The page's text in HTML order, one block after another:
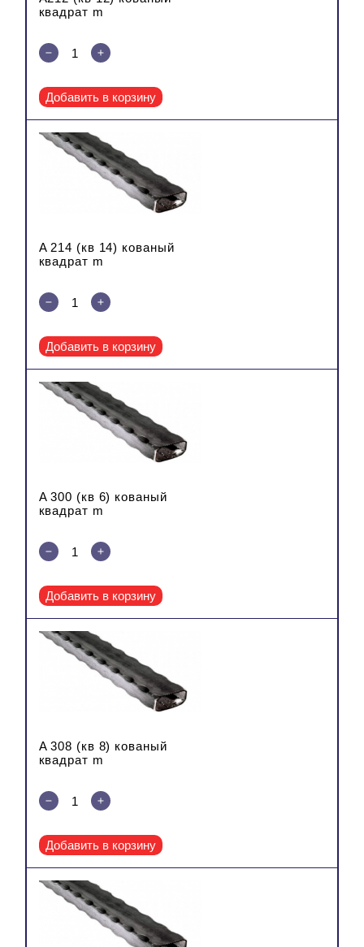
квадрат m
Добавить в корзину
A 214 (кв 14) кованый
квадрат m
Добавить в корзину
A 300 (кв 6) кованый
квадрат m
Добавить в корзину
A 308 (кв 8) кованый
квадрат m
Добавить в корзину